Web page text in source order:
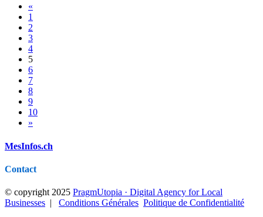
«
1
2
3
4
5
6
7
8
9
10
»
MesInfos.ch
Contact
© copyright 2025 PragmUtopia · Digital Agency for Local
Businesses | Conditions Générales Politique de Confidentialité